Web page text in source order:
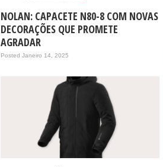
NOLAN: CAPACETE N80-8 COM NOVAS
DECORAÇÕES QUE PROMETE
AGRADAR
Posted Janeiro 14, 2025